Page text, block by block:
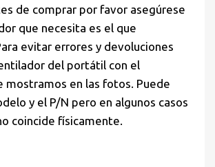
de comprar por favor asegúrese
que necesita es el que
evitar errores y devoluciones
del portátil con el
mostramos en las fotos. Puede
y el P/N pero en algunos casos
coincide físicamente.